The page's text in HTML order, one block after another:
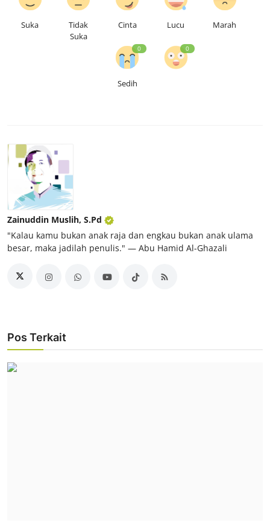
Suka
Tidak
Suka
Cinta Lucu Marah
0
Sedih
0
Zainuddin Muslih, S.Pd
"Kalau kamu bukan anak raja dan engkau bukan anak ulama
besar, maka jadilah penulis." ― Abu Hamid Al-Ghazali
Pos Terkait